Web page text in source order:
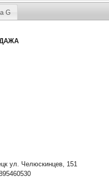
G
ул. Челюскинцев, 151